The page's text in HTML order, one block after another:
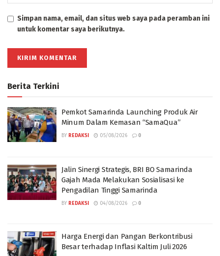
Simpan nama, email, dan situs web saya pada peramban ini
untuk komentar saya berikutnya.
Berita Terkini
Pemkot Samarinda Launching Produk Air
Minum Dalam Kemasan “SamaQua”
BY REDAKSI 05/08/2026 0
Jalin Sinergi Strategis, BRI BO Samarinda
Gajah Mada Melakukan Sosialisasi ke
Pengadilan Tinggi Samarinda
BY REDAKSI 04/08/2026 0
Harga Energi dan Pangan Berkontribusi
Besar terhadap Inflasi Kaltim Juli 2026